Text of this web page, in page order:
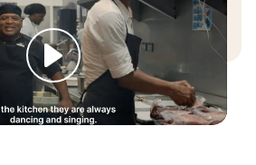
et les stocks.
la préparation, la mise
réapprovisionnement des
à 1000 couverts par
à l’assiette et au buffet en
la relation avec le client.